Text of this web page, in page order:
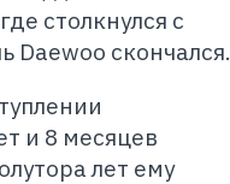
столкнулся с
Daewoo скончался.
и 8 месяцев
лет ему